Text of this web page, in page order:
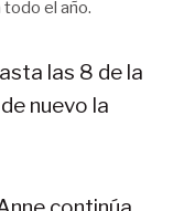
todo el año.
las 8 de la
nuevo la